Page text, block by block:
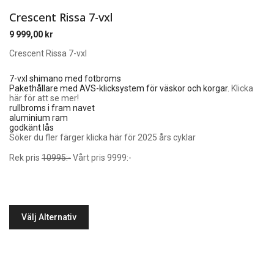
Crescent Rissa 7-vxl
9 999,00 kr
Crescent Rissa 7-vxl
7-vxl shimano med fotbroms
Pakethållare med AVS-klicksystem för väskor och korgar. Klicka
här för att se mer!
rullbroms i fram navet
aluminium ram
godkänt lås
Söker du fler färger klicka här för 2025 års cyklar
Rek pris 10995:-Vårt pris 9999:-
Välj Alternativ